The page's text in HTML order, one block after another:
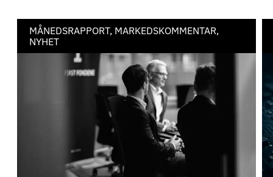
MÅNEDSRAPPORT, MARKEDSKOMMENTAR,
NYHET